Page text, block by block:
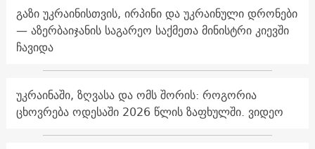
გაზი უკრაინისთვის, ირპინი და უკრაინული დრონები
— აზერბაიჯანის საგარეო საქმეთა მინისტრი კიევში
ჩავიდა
უკრაინაში, ზღვასა და ომს შორის: როგორია
ცხოვრება ოდესაში 2026 წლის ზაფხულში. ვიდეო